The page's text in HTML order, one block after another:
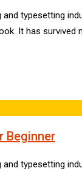
typesetting
It has survived
Beginner
typesetting